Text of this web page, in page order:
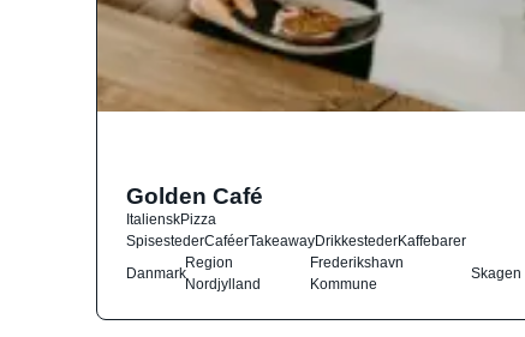
Golden Café
ItalienskPizza
SpisestederCaféerTakeawayDrikkestederKaffebarer
Danmark
Region
Nordjylland
Frederikshavn
Kommune
Skagen